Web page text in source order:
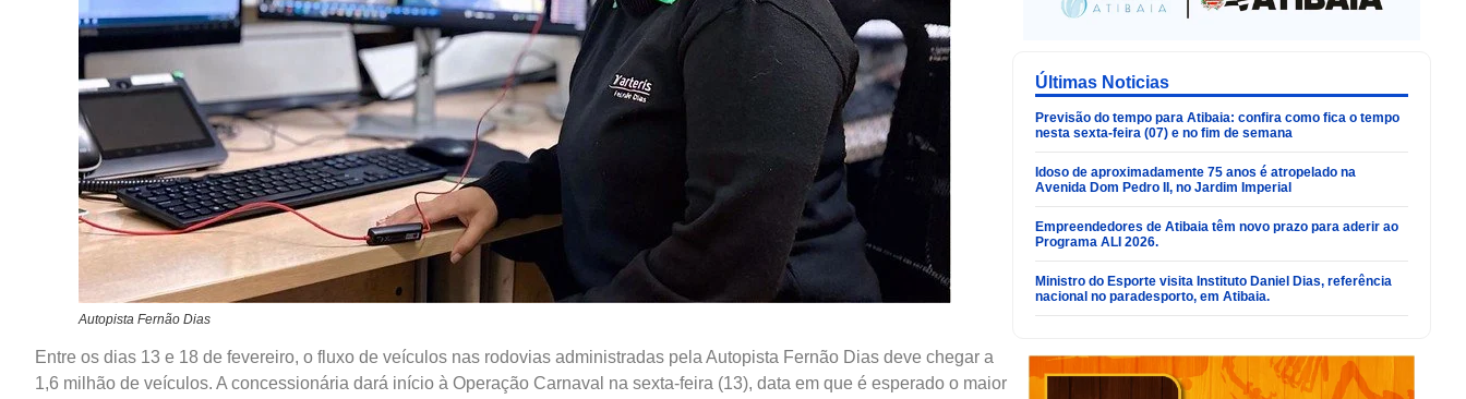
Autopista Fernão Dias
Entre os dias 13 e 18 de fevereiro, o fluxo de veículos nas rodovias administradas pela Autopista Fernão Dias deve chegar a
1,6 milhão de veículos. A concessionária dará início à Operação Carnaval na sexta-feira (13), data em que é esperado o maior
Últimas Noticias
Previsão do tempo para Atibaia: confira como fica o tempo
nesta sexta-feira (07) e no fim de semana
Idoso de aproximadamente 75 anos é atropelado na
Avenida Dom Pedro II, no Jardim Imperial
Empreendedores de Atibaia têm novo prazo para aderir ao
Programa ALI 2026.
Ministro do Esporte visita Instituto Daniel Dias, referência
nacional no paradesporto, em Atibaia.